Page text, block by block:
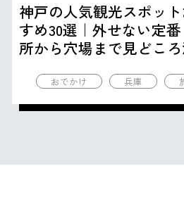
神戸の人気観光スポッ
すめ30選｜外せない定
所から穴場まで見どこ
おでかけ 兵庫